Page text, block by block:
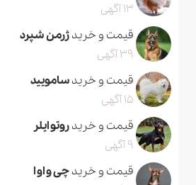
13 آگهی
قیمت و خریدژرمن شپرد
39 آگهی
قیمت و خریدسامویید
15 آگهی
قیمت و خریدروتوایلر
9 آگهی
قیمت و خریدچی واوا